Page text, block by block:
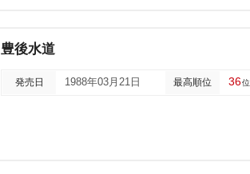
豊後水道
発売日 1988年03月21日 最高順位 36位